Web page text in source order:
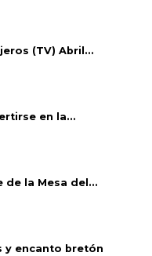
(TV) Abril...
en la...
de la Mesa del...
y encanto bretón